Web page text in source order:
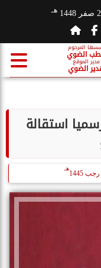
هـ
المرحوم
الضوي
مدير الموقع
الضوي
استقالة
هـ